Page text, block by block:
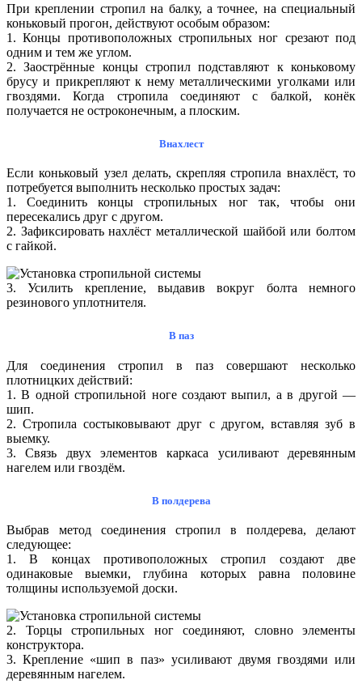
При креплении стропил на балку, а точнее, на специальный
коньковый прогон, действуют особым образом:
1. Концы противоположных стропильных ног срезают под
одним и тем же углом.
2. Заострённые концы стропил подставляют к коньковому
брусу и прикрепляют к нему металлическими уголками или
гвоздями. Когда стропила соединяют с балкой, конёк
получается не остроконечным, а плоским.
Внахлест
Если коньковый узел делать, скрепляя стропила внахлёст, то
потребуется выполнить несколько простых задач:
1. Соединить концы стропильных ног так, чтобы они
пересекались друг с другом.
2. Зафиксировать нахлёст металлической шайбой или болтом
с гайкой.
3. Усилить крепление, выдавив вокруг болта немного
резинового уплотнителя.
В паз
Для соединения стропил в паз совершают несколько
плотницких действий:
1. В одной стропильной ноге создают выпил, а в другой —
шип.
2. Стропила состыковывают друг с другом, вставляя зуб в
выемку.
3. Связь двух элементов каркаса усиливают деревянным
нагелем или гвоздём.
В полдерева
Выбрав метод соединения стропил в полдерева, делают
следующее:
1. В концах противоположных стропил создают две
одинаковые выемки, глубина которых равна половине
толщины используемой доски.
2. Торцы стропильных ног соединяют, словно элементы
конструктора.
3. Крепление «шип в паз» усиливают двумя гвоздями или
деревянным нагелем.